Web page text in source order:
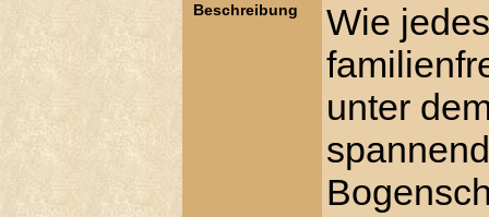
Beschreibung
Wie
unter